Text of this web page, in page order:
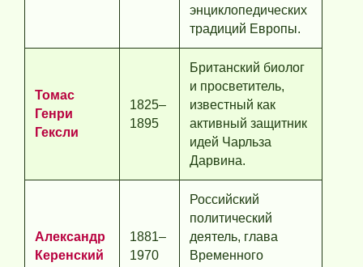
энциклопедических
традиций Европы.
Томас
Генри
Гексли
1825–
1895
Британский биолог
и просветитель,
известный как
активный защитник
идей Чарльза
Дарвина.
Александр
Керенский
1881–
1970
Российский
политический
деятель, глава
Временного